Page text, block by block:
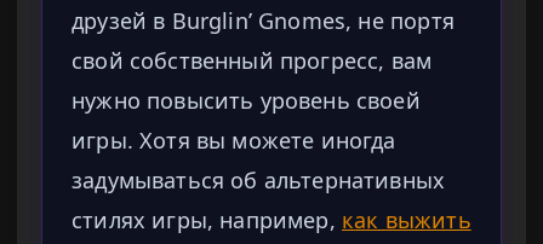
друзей в Burglin’ Gnomes, не портя
свой собственный прогресс, вам
нужно повысить уровень своей
игры. Хотя вы можете иногда
задумываться об альтернативных
стилях игры, например, как выжить